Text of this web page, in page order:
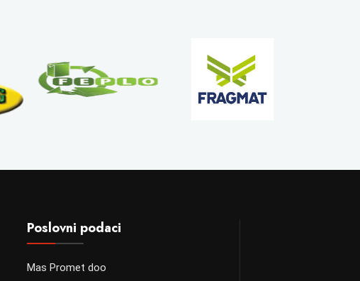
Poslovni podaci
Mas Promet doo